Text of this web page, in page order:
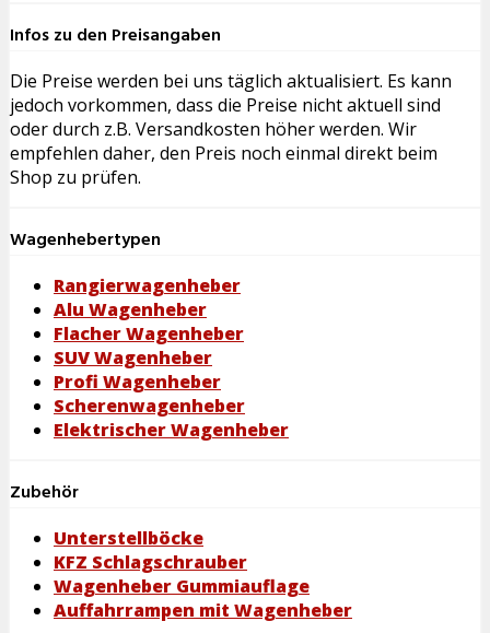
Infos zu den Preisangaben
Die Preise werden bei uns täglich aktualisiert. Es kann
jedoch vorkommen, dass die Preise nicht aktuell sind
oder durch z.B. Versandkosten höher werden. Wir
empfehlen daher, den Preis noch einmal direkt beim
Shop zu prüfen.
Wagenhebertypen
Rangierwagenheber
Alu Wagenheber
Flacher Wagenheber
SUV Wagenheber
Profi Wagenheber
Scherenwagenheber
Elektrischer Wagenheber
Zubehör
Unterstellböcke
KFZ Schlagschrauber
Wagenheber Gummiauflage
Auffahrrampen mit Wagenheber